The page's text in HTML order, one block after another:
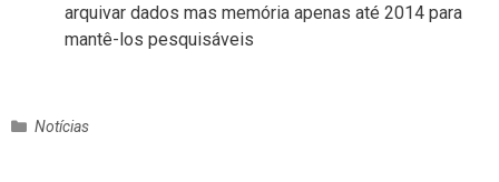
arquivar dados mas memória apenas até 2014 para
mantê-los pesquisáveis
C
Notícias